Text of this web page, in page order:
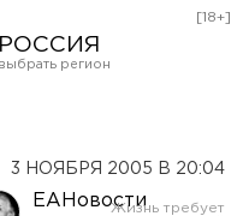
РОССИЯ
[18+]
3 НОЯБРЯ 2005 В 20:04
ЕАНовости